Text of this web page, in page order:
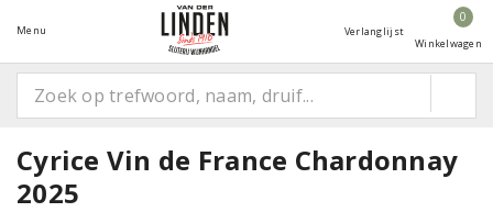
Menu Verlanglijst
0
Winkelwagen
Cyrice Vin de France Chardonnay
2025